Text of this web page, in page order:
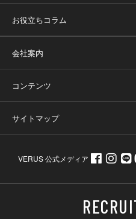
お役立ちコラム
会社案内
コンテンツ
サイトマップ
VERUS 公式メディア